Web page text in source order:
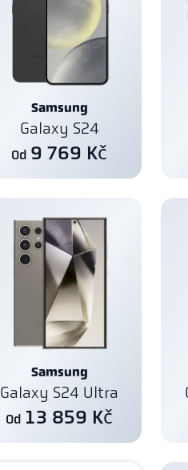
Samsung
Galaxy S24
Od 9 769 Kč
Samsung
Galaxy S24 Ultra
Od 13 859 Kč